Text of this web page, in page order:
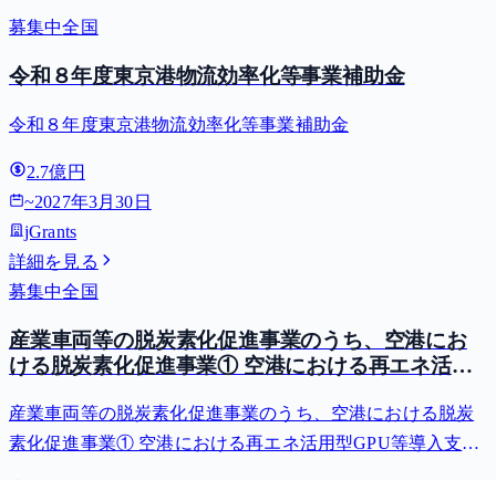
募集中全国
令和８年度東京港物流効率化等事業補助金
令和８年度東京港物流効率化等事業補助金
2.7億円
~2027年3月30日
jGrants
詳細を見る
募集中全国
産業車両等の脱炭素化促進事業のうち、空港にお
ける脱炭素化促進事業① 空港における再エネ活用
費等補助金）
産業車両等の脱炭素化促進事業のうち、空港における脱炭
素化促進事業① 空港における再エネ活用型GPU等導入支援